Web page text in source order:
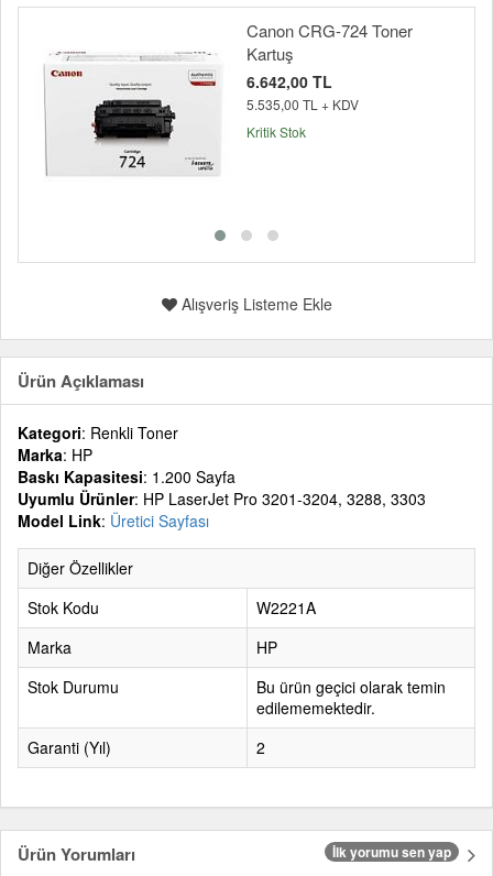
Canon CRG-724 Toner
Kartuş
6.642,00 TL
5.535,00 TL + KDV
Kritik Stok
Alışveriş Listeme Ekle
Ürün Açıklaması
Kategori: Renkli Toner
Marka: HP
Baskı Kapasitesi: 1.200 Sayfa
Uyumlu Ürünler: HP LaserJet Pro 3201-3204, 3288, 3303
Model Link: Üretici Sayfası
Diğer Özellikler
Stok Kodu
W2221A
Marka
HP
Stok Durumu
Bu ürün geçici olarak temin
edilememektedir.
Garanti (Yıl)
2
Ürün Yorumları İlk yorumu sen yap